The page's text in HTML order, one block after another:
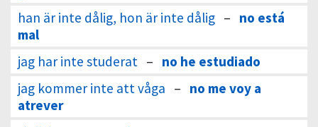
han är inte dålig, hon är inte dålig – no está
mal
jag har inte studerat – no he estudiado
jag kommer inte att våga – no me voy a
atrever